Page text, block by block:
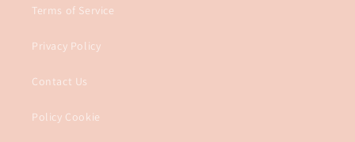
Terms of Service
Privacy Policy
Contact Us
Policy Cookie